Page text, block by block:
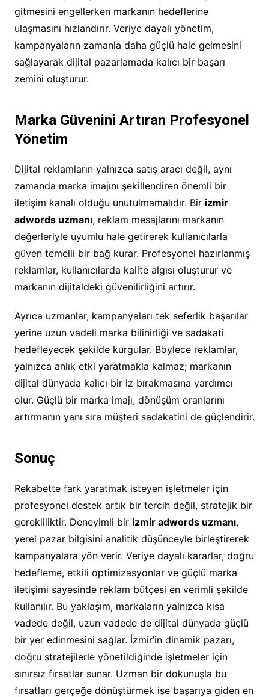
gitmesini engellerken markanın hedeflerine
ulaşmasını hızlandırır. Veriye dayalı yönetim,
kampanyaların zamanla daha güçlü hale gelmesini
sağlayarak dijital pazarlamada kalıcı bir başarı
zemini oluşturur.
Marka Güvenini Artıran Profesyonel
Yönetim
Dijital reklamların yalnızca satış aracı değil, aynı
zamanda marka imajını şekillendiren önemli bir
iletişim kanalı olduğu unutulmamalıdır. Bir izmir
adwords uzmanı, reklam mesajlarını markanın
değerleriyle uyumlu hale getirerek kullanıcılarla
güven temelli bir bağ kurar. Profesyonel hazırlanmış
reklamlar, kullanıcılarda kalite algısı oluşturur ve
markanın dijitaldeki güvenilirliğini artırır.
Ayrıca uzmanlar, kampanyaları tek seferlik başarılar
yerine uzun vadeli marka bilinirliği ve sadakati
hedefleyecek şekilde kurgular. Böylece reklamlar,
yalnızca anlık etki yaratmakla kalmaz; markanın
dijital dünyada kalıcı bir iz bırakmasına yardımcı
olur. Güçlü bir marka imajı, dönüşüm oranlarını
artırmanın yanı sıra müşteri sadakatini de güçlendirir.
Sonuç
Rekabette fark yaratmak isteyen işletmeler için
profesyonel destek artık bir tercih değil, stratejik bir
gerekliliktir. Deneyimli bir izmir adwords uzmanı,
yerel pazar bilgisini analitik düşünceyle birleştirerek
kampanyalara yön verir. Veriye dayalı kararlar, doğru
hedefleme, etkili optimizasyonlar ve güçlü marka
iletişimi sayesinde reklam bütçesi en verimli şekilde
kullanılır. Bu yaklaşım, markaların yalnızca kısa
vadede değil, uzun vadede de dijital dünyada güçlü
bir yer edinmesini sağlar. İzmir’in dinamik pazarı,
doğru stratejilerle yönetildiğinde işletmeler için
sınırsız fırsatlar sunar. Uzman bir dokunuşla bu
fırsatları gerçeğe dönüştürmek ise başarıya giden en